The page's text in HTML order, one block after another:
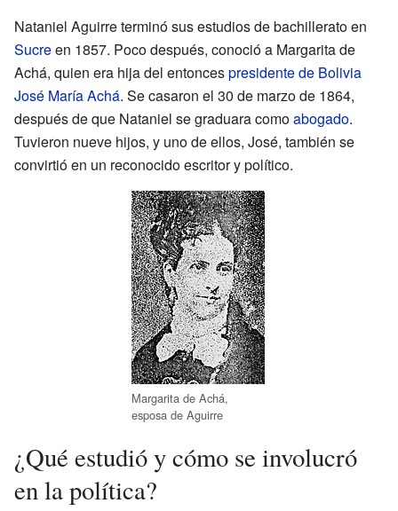
Nataniel Aguirre terminó sus estudios de bachillerato en
Sucreen 1857. Poco después, conoció a Margarita de
Achá, quien era hija del entoncespresidente de Bolivia
José María Achá. Se casaron el 30 de marzo de 1864,
después de que Nataniel se graduara comoabogado.
Tuvieron nueve hijos, y uno de ellos, José, también se
convirtió en un reconocido escritor y político.
Margarita de Achá,
esposa de Aguirre
¿Qué estudió y cómo se involucró
en la política?